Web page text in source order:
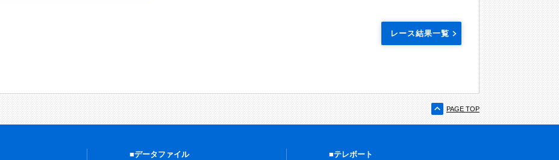
レース結果一覧
PAGE TOP
■データファイル ■テレボート